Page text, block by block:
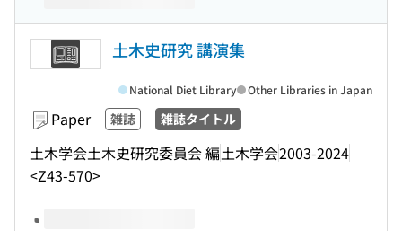
土木史研究 講演集
Paper 雑誌 雑誌タイトル
土木学会土木史研究委員会 編土木学会2003-2024
<Z43-570>
National Diet Library Other Libraries in Japan
Volumes of this title